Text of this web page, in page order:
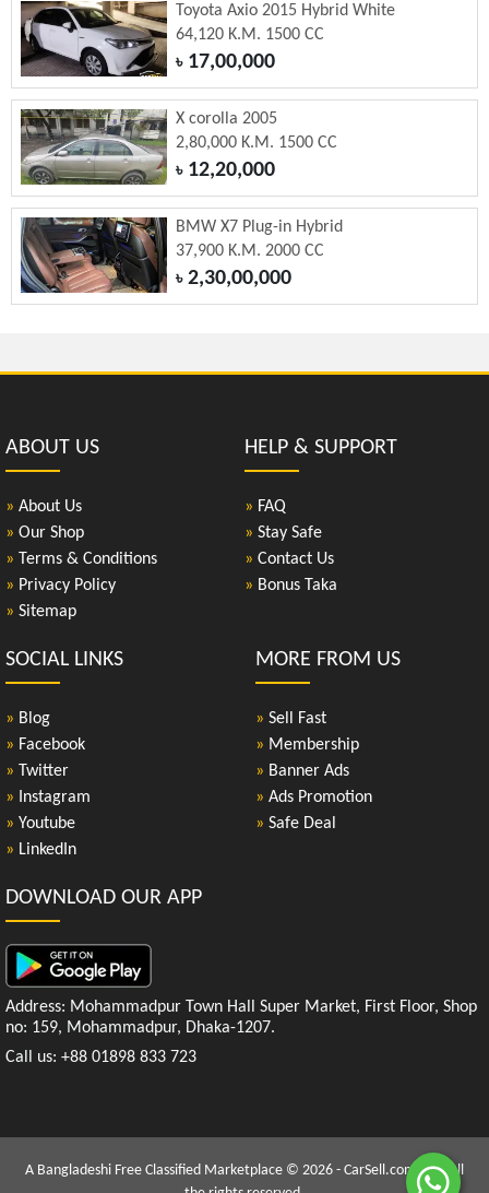
Toyota Axio 2015 Hybrid White
64,120 K.M. 1500 CC
৳17,00,000
X corolla 2005
2,80,000 K.M. 1500 CC
৳12,20,000
BMW X7 Plug-in Hybrid
37,900 K.M. 2000 CC
৳2,30,00,000
ABOUT US
» About Us
» Our Shop
» Terms & Conditions
» Privacy Policy
» Sitemap
HELP & SUPPORT
» FAQ
» Stay Safe
» Contact Us
» Bonus Taka
SOCIAL LINKS
» Blog
» Facebook
» Twitter
» Instagram
» Youtube
» LinkedIn
MORE FROM US
» Sell Fast
» Membership
» Banner Ads
» Ads Promotion
» Safe Deal
DOWNLOAD OUR APP
Address: Mohammadpur Town Hall Super Market, First Floor, Shop
no: 159, Mohammadpur, Dhaka-1207.
Call us: +88 01898 833 723
A Bangladeshi Free Classified Marketplace © 2026 - CarSell.com.bd | All